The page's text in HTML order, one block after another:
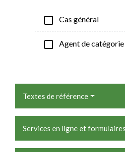
check_box_outline_blank Cas général
check_box_outline_blank Agent de
Textes de référence
Services en ligne et formulaires